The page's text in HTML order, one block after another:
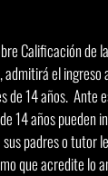
Calificación de
el ingreso
de 14 años. Ante
14 años pueden
padres o tutor
que acredite lo